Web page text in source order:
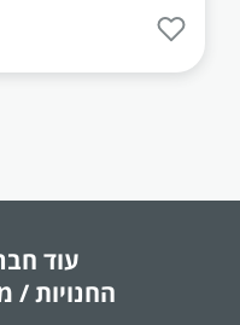
עוד
החנויות /